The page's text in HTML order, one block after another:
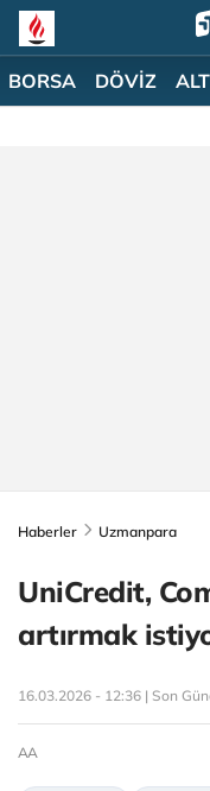
BORSA DÖVİZ
Haberler Uzmanpara
UniCredit,
artırmak
16.03.2026 - 12:36 | Son
AA